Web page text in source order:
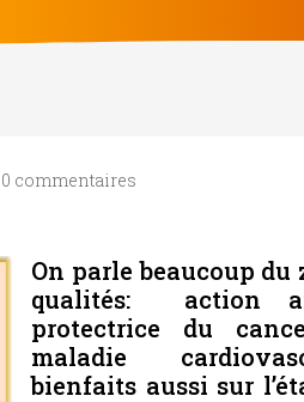
0 commentaires
On parle beaucoup du
qualités: action
protectrice du
maladie
bienfaits aussi sur